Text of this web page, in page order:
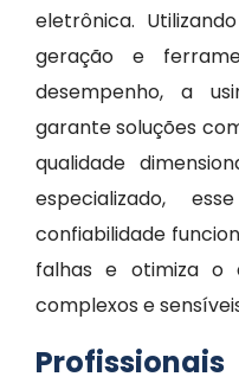
eletrônica.
geração e
desempenho, a
garante soluções
qualidade
especializado,
confiabilidade
falhas e otimiza o
complexos e